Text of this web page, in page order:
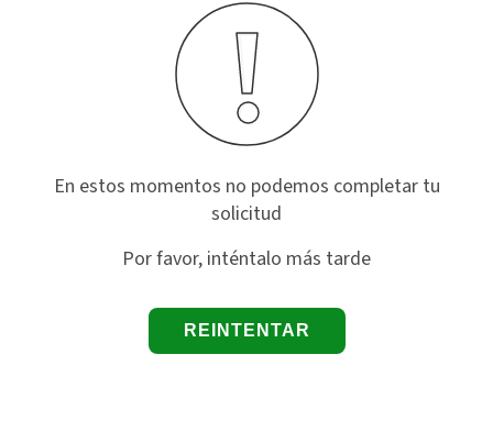
En estos momentos no podemos completar tu
solicitud
Por favor, inténtalo más tarde
REINTENTAR